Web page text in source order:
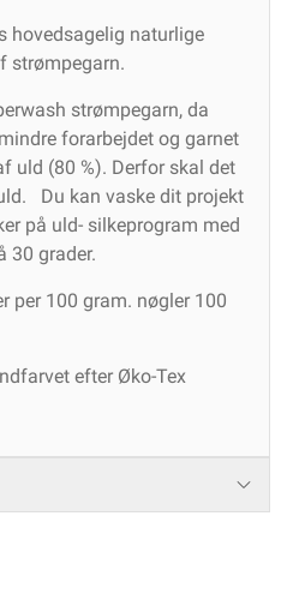
hovedsagelig naturlige
strømpegarn.
strømpegarn, da
forarbejdet og garnet
uld (80 %). Derfor skal det
Du kan vaske dit projekt
på uld- silkeprogram med
30 grader.
per 100 gram. nøgler 100
efter Øko-Tex